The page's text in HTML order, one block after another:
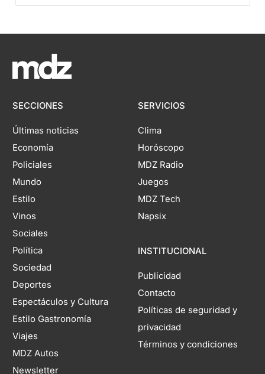
SECCIONES
Últimas noticias
Economía
Policiales
Mundo
Estilo
Vinos
Sociales
Política
Sociedad
Deportes
Espectáculos y Cultura
Estilo Gastronomía
Viajes
MDZ Autos
Newsletter
SERVICIOS
Clima
Horóscopo
MDZ Radio
Juegos
MDZ Tech
Napsix
INSTITUCIONAL
Publicidad
Contacto
Políticas de seguridad y
privacidad
Términos y condiciones